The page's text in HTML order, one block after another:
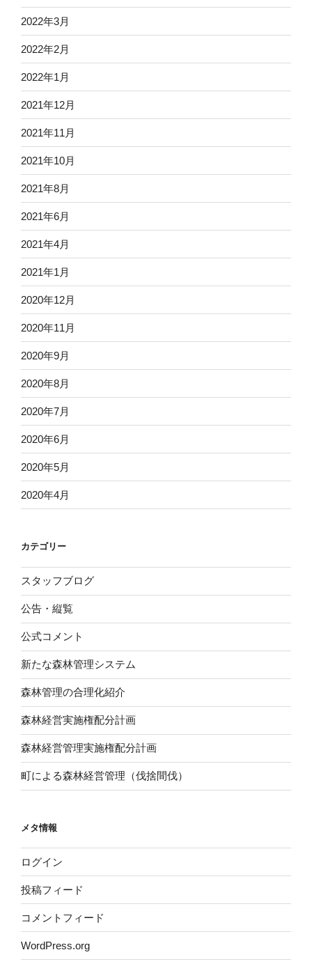
2022年3月
2022年2月
2022年1月
2021年12月
2021年11月
2021年10月
2021年8月
2021年6月
2021年4月
2021年1月
2020年12月
2020年11月
2020年9月
2020年8月
2020年7月
2020年6月
2020年5月
2020年4月
カテゴリー
スタッフブログ
公告・縦覧
公式コメント
新たな森林管理システム
森林管理の合理化紹介
森林経営実施権配分計画
森林経営管理実施権配分計画
町による森林経営管理（伐捨間伐）
メタ情報
ログイン
投稿フィード
コメントフィード
WordPress.org